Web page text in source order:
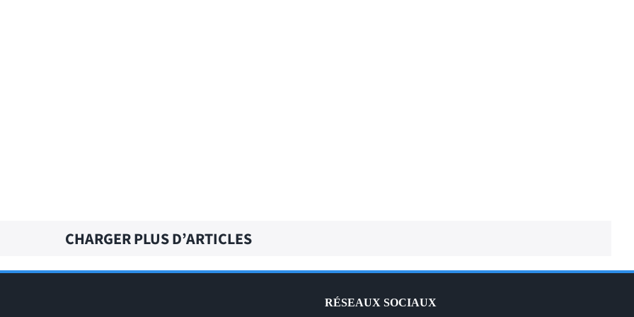
CHARGER PLUS D’ARTICLES
RÉSEAUX SOCIAUX